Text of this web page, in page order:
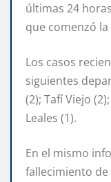
últimas 24
que comenzó
Los casos
siguientes
(2); Tafí Viejo
Leales (1).
En el mismo
fallecimiento de